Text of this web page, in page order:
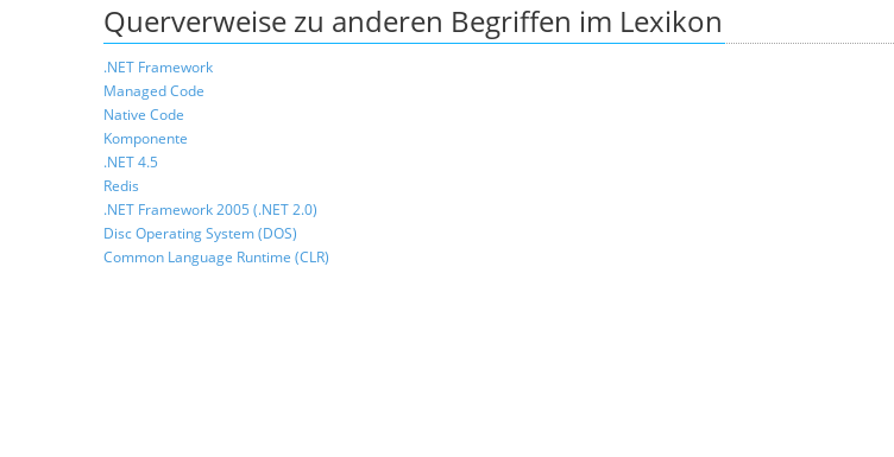
Querverweise zu anderen Begriffen im Lexikon
.NET Framework
Managed Code
Native Code
Komponente
.NET 4.5
Redis
.NET Framework 2005 (.NET 2.0)
Disc Operating System (DOS)
Common Language Runtime (CLR)